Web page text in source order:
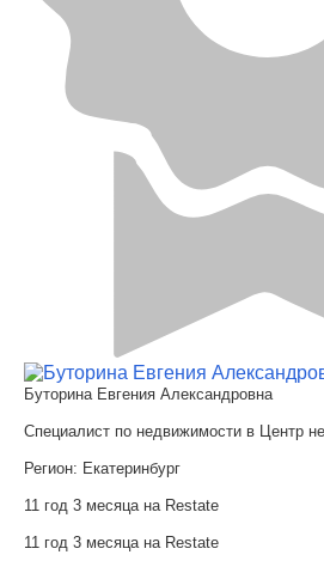
Буторина Евгения Александровна
Специалист по недвижимости в Центр
Регион: Екатеринбург
11 год 3 месяца на Restate
11 год 3 месяца на Restate